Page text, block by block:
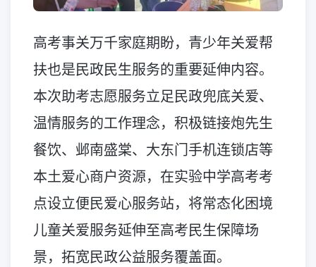
高考事关万千家庭期盼，青少年关爱帮
扶也是民政民生服务的重要延伸内容。
本次助考志愿服务立足民政兜底关爱、
温情服务的工作理念，积极链接炮先生
餐饮、邺南盛棠、大东门手机连锁店等
本土爱心商户资源，在实验中学高考考
点设立便民爱心服务站，将常态化困境
儿童关爱服务延伸至高考民生保障场
景，拓宽民政公益服务覆盖面。